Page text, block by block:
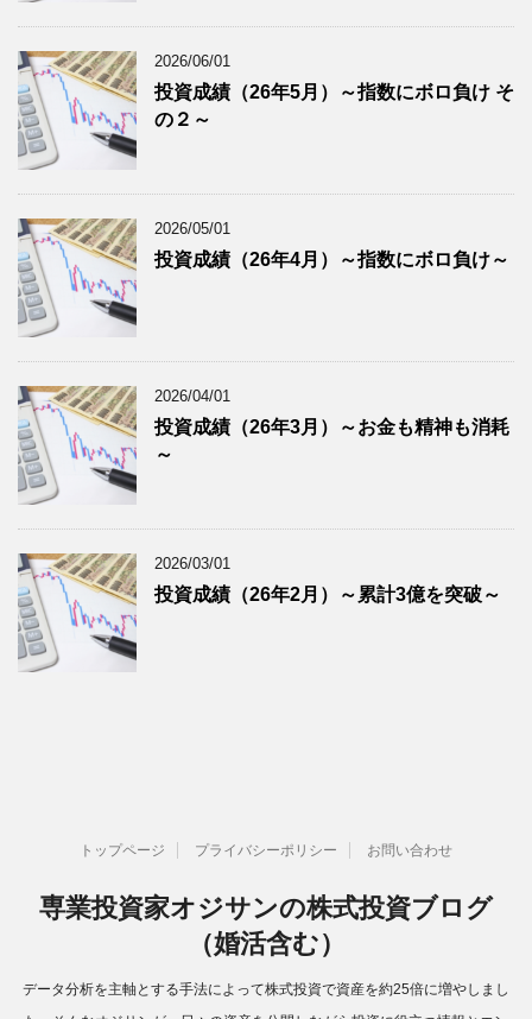
2026/06/01
投資成績（26年5月）～指数にボロ負け そ
の２～
2026/05/01
投資成績（26年4月）～指数にボロ負け～
2026/04/01
投資成績（26年3月）～お金も精神も消耗
～
2026/03/01
投資成績（26年2月）～累計3億を突破～
トップページ プライバシーポリシー お問い合わせ
専業投資家オジサンの株式投資ブログ
（婚活含む）
データ分析を主軸とする手法によって株式投資で資産を約25倍に増やしまし